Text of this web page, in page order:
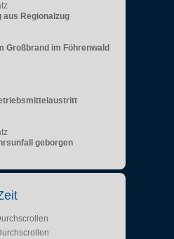
aus Regionalzug
Großbrand im Föhrenwald
geborgen